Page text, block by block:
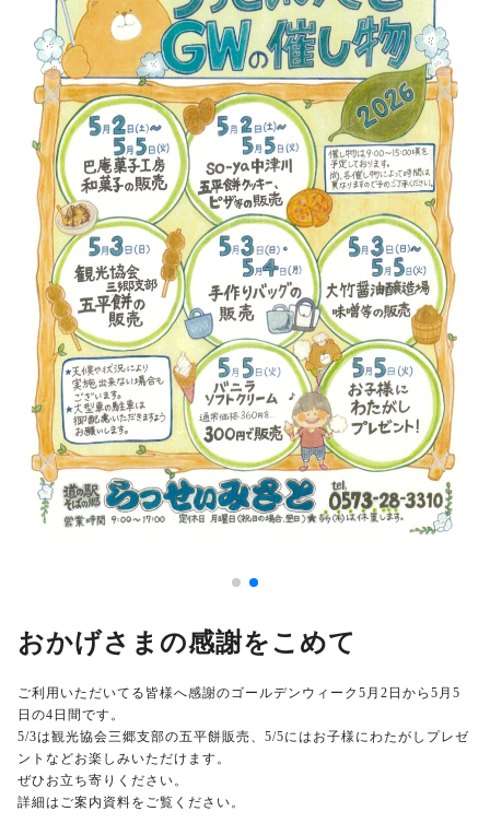
おかげさまの感謝をこめて
ご利用いただいてる皆様へ感謝のゴールデンウィーク5月2日から5月5
日の4日間です。
5/3は観光協会三郷支部の五平餅販売、5/5にはお子様にわたがしプレゼ
ントなどお楽しみいただけます。
ぜひお立ち寄りください。
詳細はご案内資料をご覧ください。